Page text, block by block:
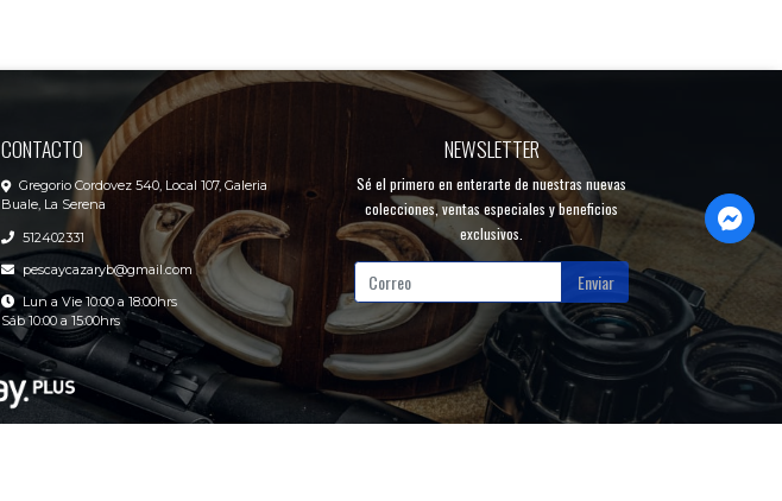
CONTACTO
Gregorio Cordovez 540, Local 107, Galeria
Buale, La Serena
512402331
pescaycazaryb@gmail.com
Lun a Vie 10:00 a 18:00hrs
Sáb 10:00 a 15:00hrs
NEWSLETTER
Sé el primero en enterarte de nuestras nuevas
colecciones, ventas especiales y beneficios
exclusivos.
Enviar